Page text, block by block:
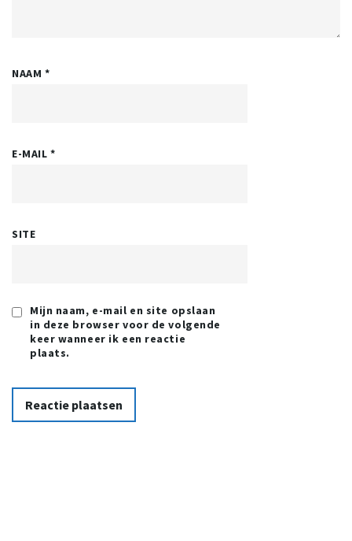
NAAM *
E-MAIL *
SITE
Mijn naam, e-mail en site opslaan
in deze browser voor de volgende
keer wanneer ik een reactie
plaats.